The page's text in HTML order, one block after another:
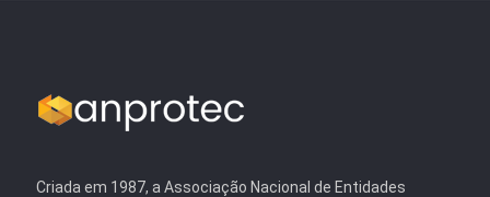
Criada em 1987, a Associação Nacional de Entidades